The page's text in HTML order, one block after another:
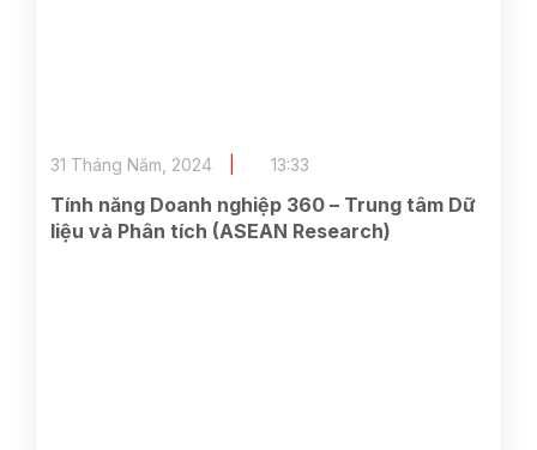
Tính năng Doanh nghiệp 360 – Trung tâm Dữ
liệu và Phân tích (ASEAN Research)
31 Tháng Năm, 2024 13:33